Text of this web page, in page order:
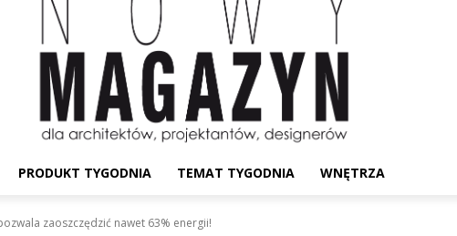
PRODUKT TYGODNIA TEMAT TYGODNIA WNĘTRZA
zaoszczędzić nawet 63% energii!